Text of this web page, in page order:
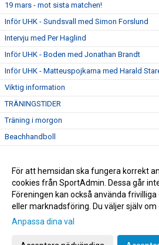
19 mars - mot sista matchen!
Inför UHK - Sundsvall med Simon Forslund
Intervju med Per Haglind
Inför UHK - Boden med Jonathan Brandt
Inför UHK - Matteuspojkarna med Harald
Viktig information
TRÄNINGSTIDER
Träning i morgon
Beachhandboll
Troligt spelschema div 2 (div 3 ej klart ännu)
Dagge Lundin klar som A-lagstränare
Gå till Webbversion
För att hemsidan ska fungera korrekt
cookies från SportAdmin. Dessa går
Föreningen kan också använda
eller marknadsföring. Du väljer själv om
Anpassa dina val